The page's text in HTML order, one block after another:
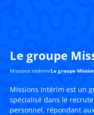
Le groupe
Missions intérim/Le groupe
Missions Intérim est un
spécialisé dans le
personnel, répondant